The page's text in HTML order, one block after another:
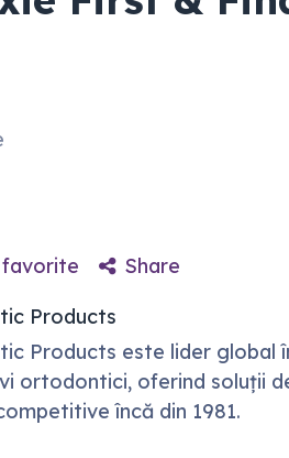
Share
Products
Products este lider global
ortodontici, oferind soluții
încă din 1981.